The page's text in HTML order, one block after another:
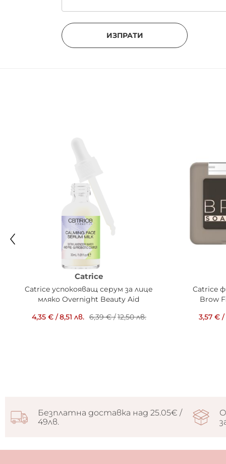
ИЗПРАТИ
Catrice
Catrice успокояващ серум за лице
мляко Overnight Beauty Aid
4,35 € /8,51 лв. 6,39 €/12,50 лв.
Catrice
Brow
3,57 €/
Безплатна доставка над 25.05€ /
49лв.